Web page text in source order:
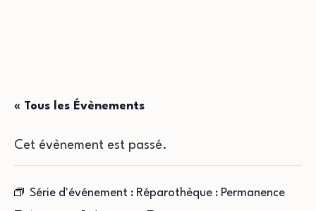
« Tous les Évènements
Cet évènement est passé.
Série d'événement : Réparothèque : Permanence